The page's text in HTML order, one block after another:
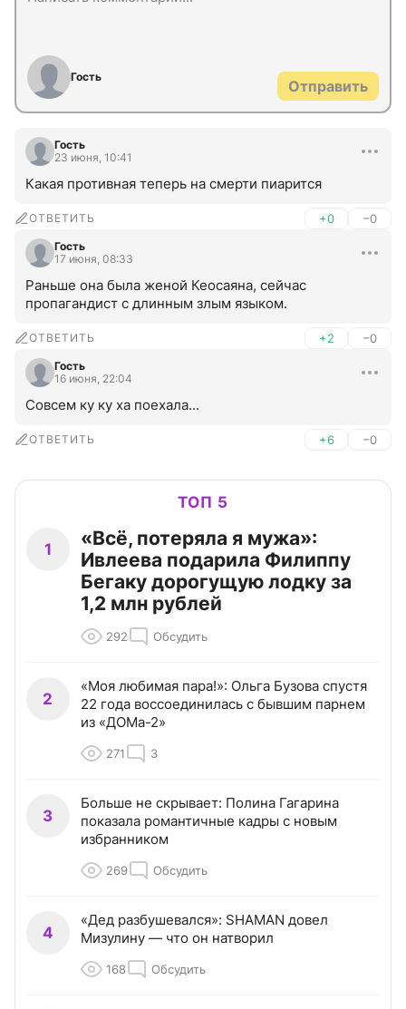
Гость
Отправить
Гость
23 июня, 10:41
Какая противная теперь на смерти пиарится
ОТВЕТИТЬ +0 –0
Гость
17 июня, 08:33
Раньше она была женой Кеосаяна, сейчас
пропагандист с длинным злым языком.
ОТВЕТИТЬ +2 –0
Гость
16 июня, 22:04
Совсем ку ку ха поехала...
ОТВЕТИТЬ +6 –0
ТОП 5
1
«Всё, потеряла я мужа»:
Ивлеева подарила Филиппу
Бегаку дорогущую лодку за
1,2 млн рублей
292 Обсудить
2
«Моя любимая пара!»: Ольга Бузова спустя
22 года воссоединилась с бывшим парнем
из «ДОМа-2»
271 3
3
Больше не скрывает: Полина Гагарина
показала романтичные кадры с новым
избранником
269 Обсудить
4
«Дед разбушевался»: SHAMAN довел
Мизулину — что он натворил
168 Обсудить